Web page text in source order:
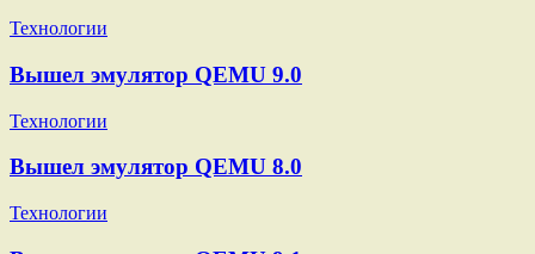
Технологии
Вышел эмулятор QEMU 9.0
Технологии
Вышел эмулятор QEMU 8.0
Технологии